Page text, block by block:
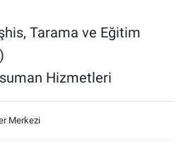
Tarama ve Eğitim
Hizmetleri
Merkezi